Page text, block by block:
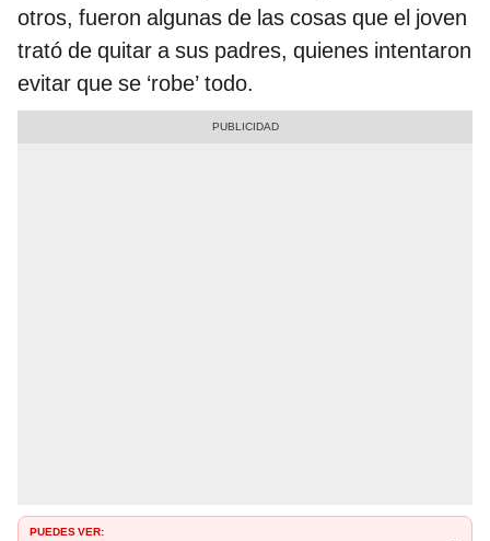
otros, fueron algunas de las cosas que el joven
trató de quitar a sus padres, quienes intentaron
evitar que se ‘robe’ todo.
PUEDES VER: